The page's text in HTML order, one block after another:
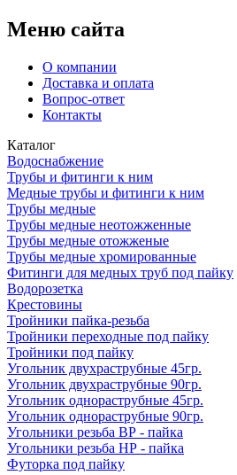
Меню сайта
О компании
Доставка и оплата
Вопрос-ответ
Контакты
Каталог
Водоснабжение
Трубы и фитинги к ним
Медные трубы и фитинги к ним
Трубы медные
Трубы медные неотожженные
Трубы медные отожженые
Трубы медные хромированные
Фитинги для медных труб под пайку
Водорозетка
Крестовины
Тройники пайка-резьба
Тройники переходные под пайку
Тройники под пайку
Угольник двухраструбные 45гр.
Угольник двухраструбные 90гр.
Угольник однораструбные 45гр.
Угольник однораструбные 90гр.
Угольники резьба ВР - пайка
Угольники резьба НР - пайка
Футорка под пайку